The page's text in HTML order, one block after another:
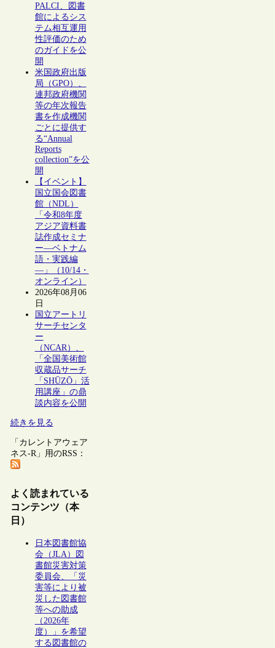
PALCI、図書
館によるシス
テム相互運用
性評価のため
のガイドを公
開
米国政府出版
局（GPO）、
連邦政府機関
等の年次報告
書を作成機関
ごとに提供す
る“Annual
Reports
collection”を公
開
【イベント】
国立国会図書
館（NDL）
「令和8年度
アジア資料書
誌作成セミナ
ー―ベトナム
語・実践編
―」（10/14・
オンライン）
2026年08月06
日
国立アートリ
サーチセンタ
ー
（NCAR）、
「全国美術館
収蔵品サーチ
「SHŪZŌ」活
用講座」の鼎
談内容を公開
続きを見る
「カレントアウェア
ネス-R」用のRSS：
よく読まれている
コンテンツ（本
日）
日本図書館協
会（JLA）図
書館災害対策
委員会、「災
害等により被
災した図書館
等への助成
（2026年
度）」を希望
する図書館の